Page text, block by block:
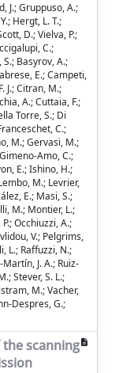
J.; Gruppuso, A.;
Hergt, L. T.;
D.; Vielva, P.;
C.;
S.; Basyrov, A.;
E.; Campeti,
J.; Citran, M.;
A.; Cuttaia, F.;
Torre, S.; Di
C.;
M.; Gervasi, M.;
Amo, C.;
E.; Ishino, H.;
M.; Levrier,
E.; Masi, S.;
M.; Montier, L.;
Occhiuzzi, A.;
V.; Pelgrims,
L.; Raffuzzi, N.;
J. A.; Ruiz-
Stever, S. L.;
M.; Vacher,
Despres, G.;
scanning